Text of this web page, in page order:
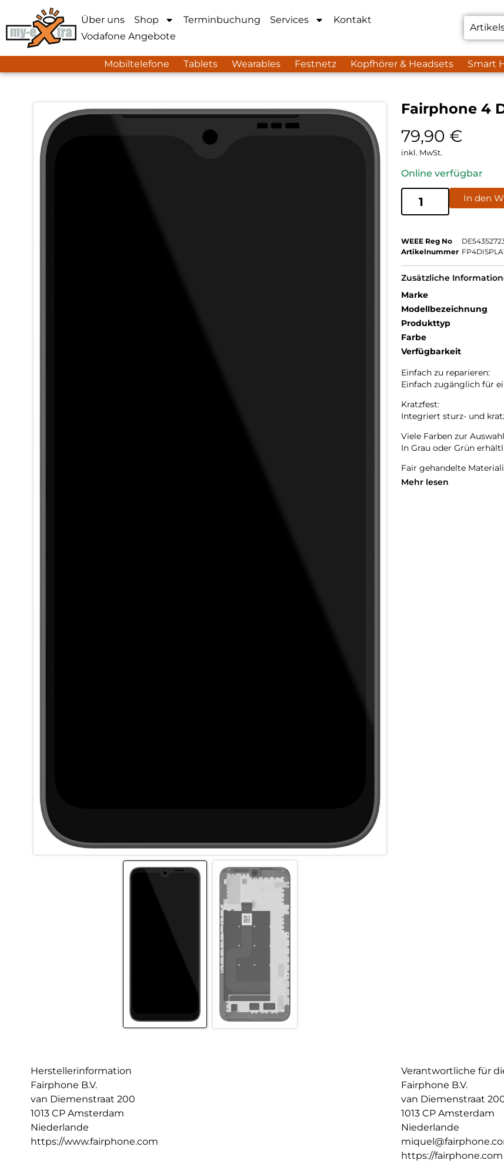
Über uns Shop Terminbuchung Services
Kontakt
Vodafone Angebote
Mobiltelefone Tablets Wearables Festnetz Kopfhörer & Headsets Smart
Fairphone 4
79,90 €
inkl. MwSt.
Online verfügbar
In den
WEEE Reg No
Artikelnummer
Zusätzliche
Marke
Modellbezeichnung
Produkttyp
Farbe
Verfügbarkeit
Einfach zu reparieren:
Einfach zugänglich für
Kratzfest:
Integriert sturz- und
Viele Farben zur
In Grau oder Grün
Fair gehandelte
Wir haben den Anteil an
Mehr lesen
Herstellerinformation
Fairphone B.V.
van Diemenstraat 200
1013 CP Amsterdam
Niederlande
https://www.fairphone.com
Verantwortliche für
Fairphone B.V.
van Diemenstraat
1013 CP Amsterdam
Niederlande
https://fairphone.com